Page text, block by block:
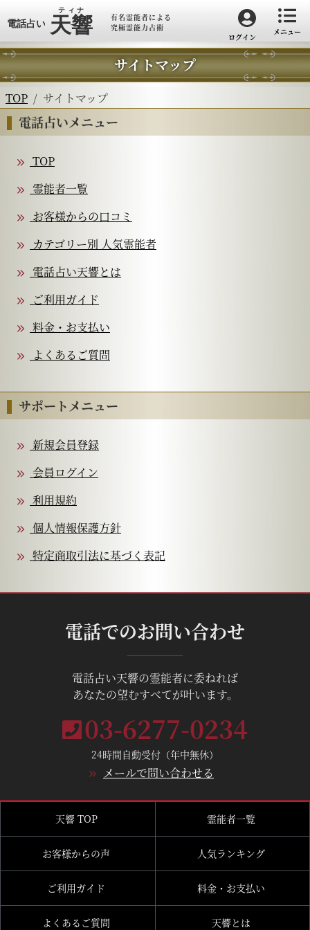
メニュー
有名霊能者による
究極霊能力占術
ログイン
サイトマップ
TOP サイトマップ
電話占いメニュー
TOP
霊能者一覧
お客様からの口コミ
カテゴリー別 人気霊能者
電話占い天響とは
ご利用ガイド
料金・お支払い
よくあるご質問
サポートメニュー
新規会員登録
会員ログイン
利用規約
個人情報保護方針
特定商取引法に基づく表記
電話でのお問い合わせ
電話占い天響の霊能者に委ねれば
あなたの望むすべてが叶います。
03-6277-0234
24時間自動受付（年中無休）
メールで問い合わせる
天響 TOP 霊能者一覧
お客様からの声 人気ランキング
ご利用ガイド 料金・お支払い
よくあるご質問 天響とは